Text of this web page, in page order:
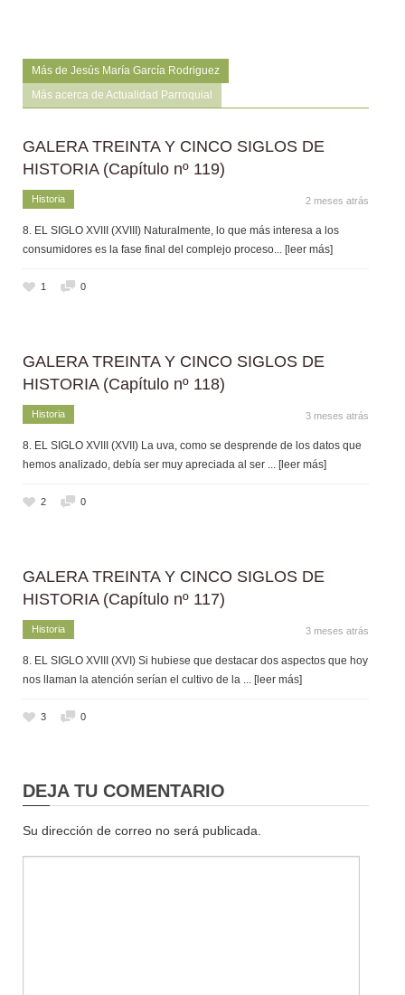
Más de Jesús María García Rodriguez
Más acerca de Actualidad Parroquial
GALERA TREINTA Y CINCO SIGLOS DE
HISTORIA (Capítulo nº 119)
Historia 2 meses atrás
8. EL SIGLO XVIII (XVIII) Naturalmente, lo que más interesa a los
consumidores es la fase final del complejo proceso ... [leer más]
1 0
GALERA TREINTA Y CINCO SIGLOS DE
HISTORIA (Capítulo nº 118)
Historia 3 meses atrás
8. EL SIGLO XVIII (XVII) La uva, como se desprende de los datos que
hemos analizado, debía ser muy apreciada al ser ... [leer más]
2 0
GALERA TREINTA Y CINCO SIGLOS DE
HISTORIA (Capítulo nº 117)
Historia 3 meses atrás
8. EL SIGLO XVIII (XVI) Si hubiese que destacar dos aspectos que hoy
nos llaman la atención serían el cultivo de la ... [leer más]
3 0
DEJA TU COMENTARIO
Su dirección de correo no será publicada.